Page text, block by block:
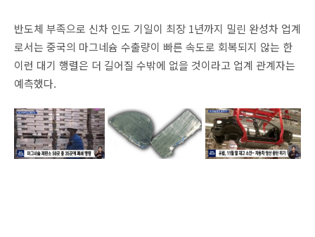
반도체 부족으로 신차 인도 기일이 최장 1년까지 밀린 완성차 업계
로서는 중국의 마그네슘 수출량이 빠른 속도로 회복되지 않는 한
이런 대기 행렬은 더 길어질 수밖에 없을 것이라고 업계 관계자는
예측했다.